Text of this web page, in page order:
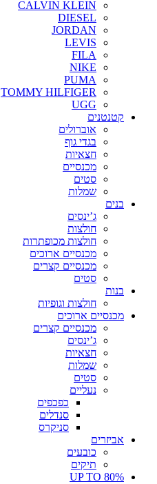
CALVIN KLEIN
DIESEL
JORDAN
LEVIS
FILA
NIKE
PUMA
TOMMY HILFIGER
UGG
קטנטנים
אוברולים
בגדי גוף
חצאיות
מכנסיים
סטים
שמלות
בנים
ג’ינסים
חולצות
חולצות מכופתרות
מכנסיים ארוכים
מכנסיים קצרים
סטים
בנות
חולצות וגופיות
מכנסיים ארוכים
מכנסיים קצרים
ג’ינסים
חצאיות
שמלות
סטים
נעליים
כפכפים
סנדלים
סניקרס
אביזרים
כובעים
תיקים
UP TO 80%